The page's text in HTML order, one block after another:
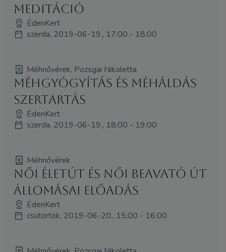
meditáció
ÉdenKert
szerda, 2019-06-19., 17:00 - 18:00
Méhnővérek, Pozsgai Nikoletta
Méhgyógyítás és MéhÁldás
szertartás
ÉdenKert
szerda, 2019-06-19., 18:00 - 19:00
Méhnővérek
Női Életút és Női Beavató Út
állomásai előadás
ÉdenKert
csütörtök, 2019-06-20., 15:00 - 16:00